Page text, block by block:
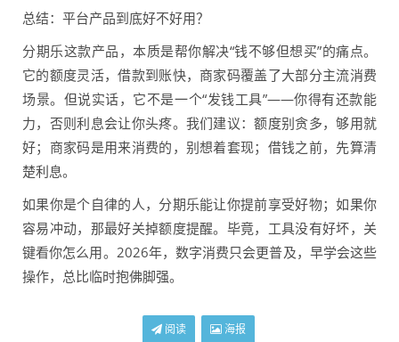
总结：平台产品到底好不好用？
分期乐这款产品，本质是帮你解决“钱不够但想买”的痛点。
它的额度灵活，借款到账快，商家码覆盖了大部分主流消费
场景。但说实话，它不是一个“发钱工具”——你得有还款能
力，否则利息会让你头疼。我们建议：额度别贪多，够用就
好；商家码是用来消费的，别想着套现；借钱之前，先算清
楚利息。
如果你是个自律的人，分期乐能让你提前享受好物；如果你
容易冲动，那最好关掉额度提醒。毕竟，工具没有好坏，关
键看你怎么用。2026年，数字消费只会更普及，早学会这些
操作，总比临时抱佛脚强。
阅读 海报